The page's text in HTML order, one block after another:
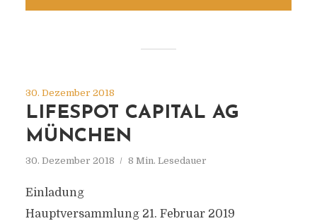
30. Dezember 2018
LIFESPOT CAPITAL AG
MÜNCHEN
30. Dezember 2018 8 Min. Lesedauer
Einladung
Hauptversammlung 21. Februar 2019